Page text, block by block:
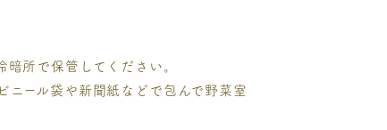
所で保管してください。
ール袋や新聞紙などで包んで野菜室